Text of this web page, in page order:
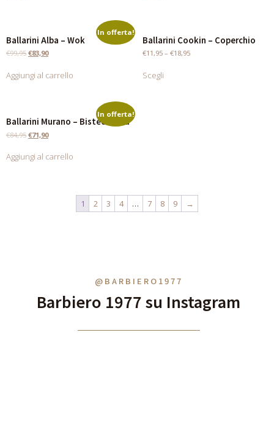
In offerta!
Ballarini Alba – Wok
€99,95 €83,90
Aggiungi al carrello
Ballarini Cookin – Coperchio
€11,95– €18,95
Scegli
In offerta!
Ballarini Murano – Bistecchiera
€84,95 €71,90
Aggiungi al carrello
1 2 3 4 … 7 8 9 →
@BARBIERO1977
Barbiero 1977 su Instagram